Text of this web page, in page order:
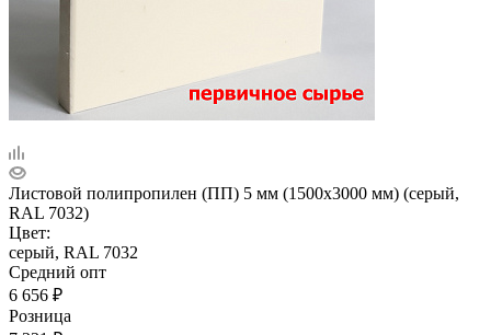
Листовой полипропилен (ПП) 5 мм (1500х3000 мм) (серый,
RAL 7032)
Цвет:
серый, RAL 7032
Средний опт
6 656 ₽
Розница